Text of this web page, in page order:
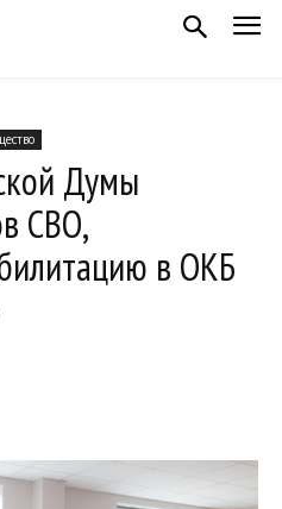
Думы
СВО,
в ОКБ